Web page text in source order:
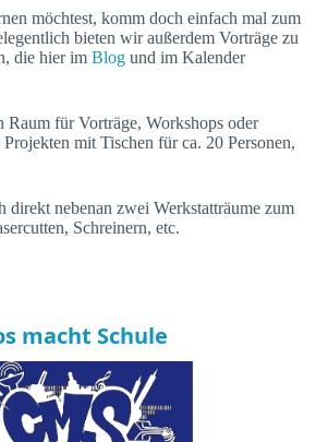
möchtest, komm doch einfach mal zum
bieten wir außerdem Vorträge zu
die hier imBlog und im Kalender
Raum für Vorträge, Workshops oder
mit Tischen für ca. 20 Personen,
direkt nebenan zwei Werkstatträume zum
Schreinern, etc.
macht Schule